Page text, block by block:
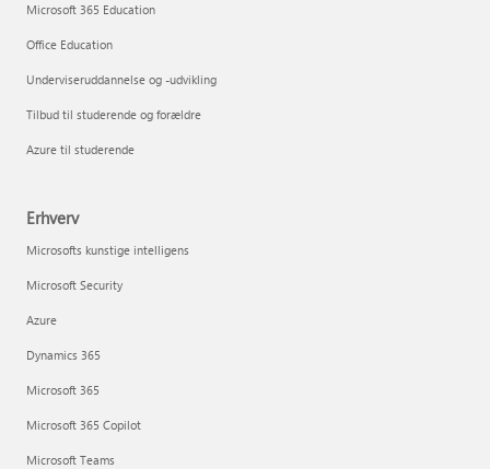
Microsoft 365 Education
Office Education
Underviseruddannelse og -udvikling
Tilbud til studerende og forældre
Azure til studerende
Erhverv
Microsofts kunstige intelligens
Microsoft Security
Azure
Dynamics 365
Microsoft 365
Microsoft 365 Copilot
Microsoft Teams